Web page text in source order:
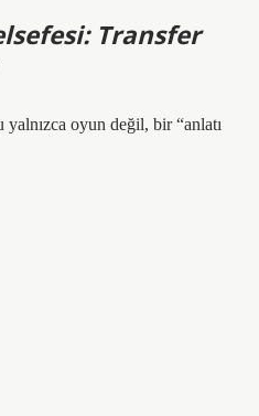
Transfer
oyun değil, bir “anlatı